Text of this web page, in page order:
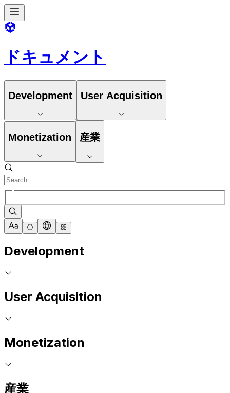
ドキュメント
Development User Acquisition
Monetization 産業
Development
User Acquisition
Monetization
産業